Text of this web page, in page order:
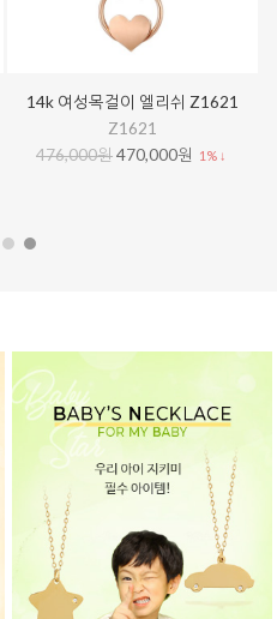
14k 여성목걸이 엘리쉬 Z1621
Z1621
476,000원470,000원 1% ↓